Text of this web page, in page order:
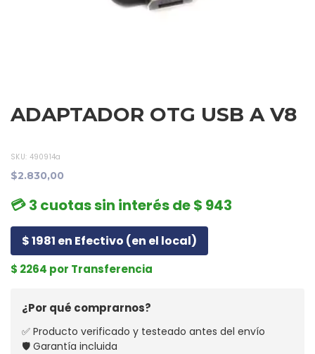
ADAPTADOR OTG USB A V8
SKU: 490914a
$2.830,00
💳 3 cuotas sin interés de $ 943
$ 1981 en Efectivo (en el local)
$ 2264 por Transferencia
¿Por qué comprarnos?
✅ Producto verificado y testeado antes del envío
🛡️ Garantía incluida